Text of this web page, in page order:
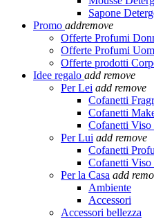
Sapone
Promo addremove
Offerte Profumi
Offerte Profumi
Offerte prodotti
Idee regalo add remove
Per Lei add remove
Cofanetti
Cofanetti
Cofanetti Viso
Per Lui add remove
Cofanetti
Cofanetti
Per la Casa add
Ambiente
Accessori
Accessori bellezza